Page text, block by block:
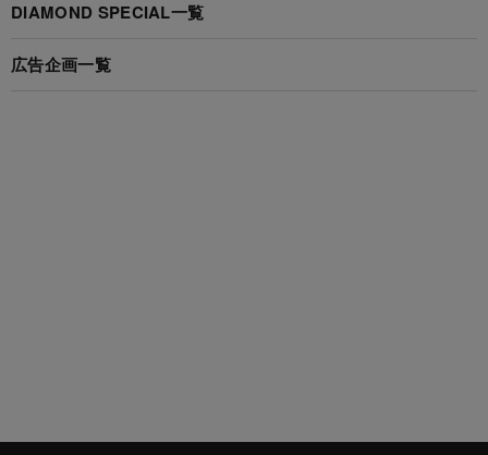
DIAMOND SPECIAL一覧
広告企画一覧